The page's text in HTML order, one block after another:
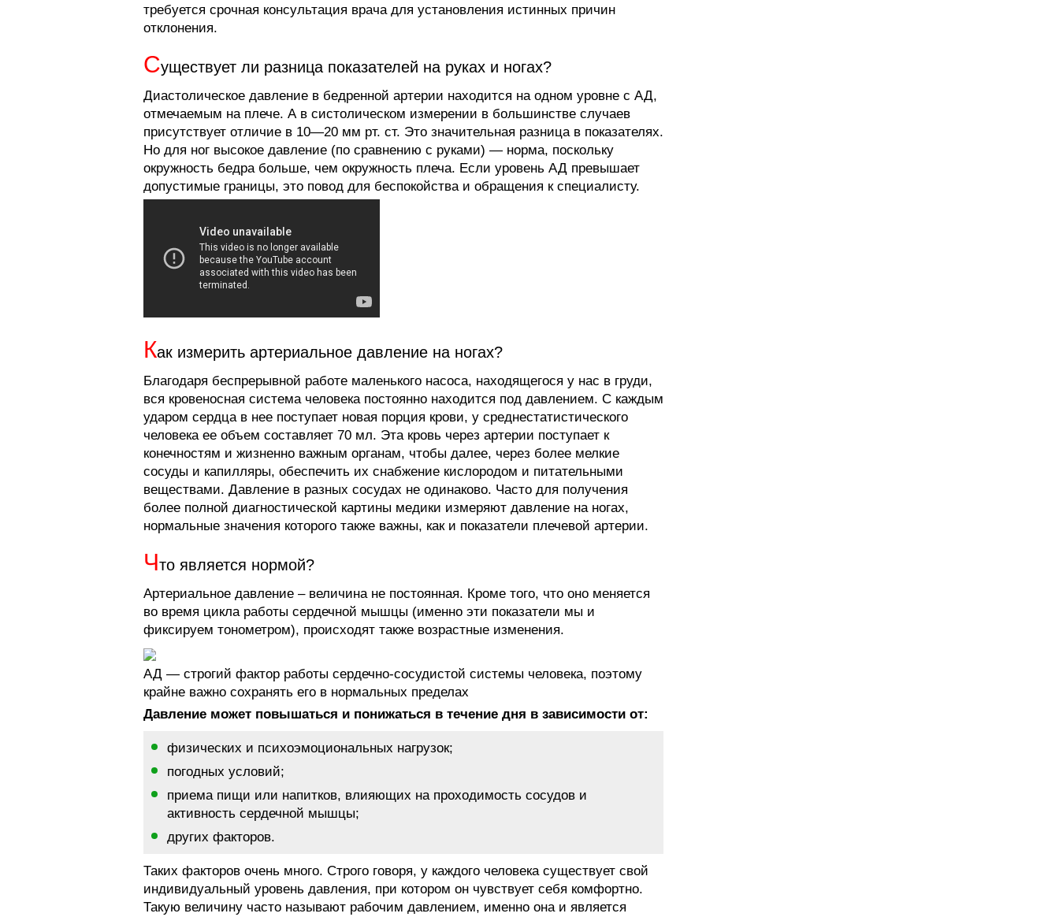
требуется срочная консультация врача для установления истинных причин
отклонения.
Существует ли разница показателей на руках и ногах?
Диастолическое давление в бедренной артерии находится на одном уровне с АД,
отмечаемым на плече. А в систолическом измерении в большинстве случаев
присутствует отличие в 10—20 мм рт. ст. Это значительная разница в показателях.
Но для ног высокое давление (по сравнению с руками) — норма, поскольку
окружность бедра больше, чем окружность плеча. Если уровень АД превышает
допустимые границы, это повод для беспокойства и обращения к специалисту.
Как измерить артериальное давление на ногах?
Благодаря беспрерывной работе маленького насоса, находящегося у нас в груди,
вся кровеносная система человека постоянно находится под давлением. С каждым
ударом сердца в нее поступает новая порция крови, у среднестатистического
человека ее объем составляет 70 мл. Эта кровь через артерии поступает к
конечностям и жизненно важным органам, чтобы далее, через более мелкие
сосуды и капилляры, обеспечить их снабжение кислородом и питательными
веществами. Давление в разных сосудах не одинаково. Часто для получения
более полной диагностической картины медики измеряют давление на ногах,
нормальные значения которого также важны, как и показатели плечевой артерии.
Что является нормой?
Артериальное давление – величина не постоянная. Кроме того, что оно меняется
во время цикла работы сердечной мышцы (именно эти показатели мы и
фиксируем тонометром), происходят также возрастные изменения.
АД — строгий фактор работы сердечно-сосудистой системы человека, поэтому
крайне важно сохранять его в нормальных пределах
Давление может повышаться и понижаться в течение дня в зависимости от:
физических и психоэмоциональных нагрузок;
погодных условий;
приема пищи или напитков, влияющих на проходимость сосудов и
активность сердечной мышцы;
других факторов.
Таких факторов очень много. Строго говоря, у каждого человека существует свой
индивидуальный уровень давления, при котором он чувствует себя комфортно.
Такую величину часто называют рабочим давлением, именно она и является